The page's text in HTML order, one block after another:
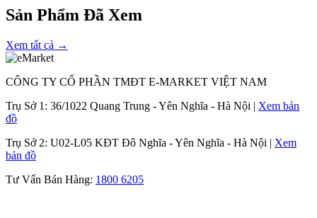
Sản Phẩm Đã Xem
Xem tất cả →
CÔNG TY CỔ PHẦN TMĐT E-MARKET VIỆT NAM
Trụ Sở 1: 36/1022 Quang Trung - Yên Nghĩa - Hà Nội | Xem bản
đồ
Trụ Sở 2: U02-L05 KĐT Đô Nghĩa - Yên Nghĩa - Hà Nội | Xem
bản đồ
Tư Vấn Bán Hàng: 1800 6205